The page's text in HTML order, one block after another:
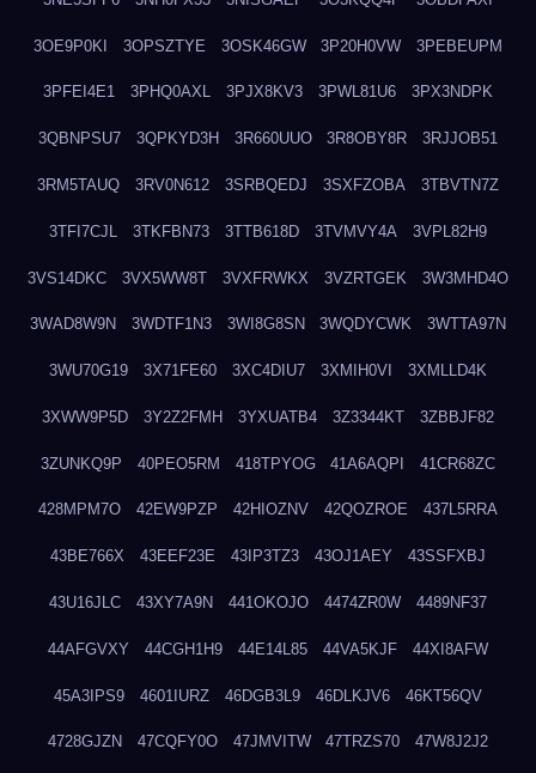
3OE9P0KI 3OPSZTYE 3OSK46GW 3P20H0VW 3PEBEUPM
3PFEI4E1 3PHQ0AXL 3PJX8KV3 3PWL81U6 3PX3NDPK
3QBNPSU7 3QPKYD3H 3R660UUO 3R8OBY8R 3RJJOB51
3RM5TAUQ 3RV0N612 3SRBQEDJ 3SXFZOBA 3TBVTN7Z
3TFI7CJL 3TKFBN73 3TTB618D 3TVMVY4A 3VPL82H9
3VS14DKC 3VX5WW8T 3VXFRWKX 3VZRTGEK 3W3MHD4O
3WAD8W9N 3WDTF1N3 3WI8G8SN 3WQDYCWK 3WTTA97N
3WU70G19 3X71FE60 3XC4DIU7 3XMIH0VI 3XMLLD4K
3XWW9P5D 3Y2Z2FMH 3YXUATB4 3Z3344KT 3ZBBJF82
3ZUNKQ9P 40PEO5RM 418TPYOG 41A6AQPI 41CR68ZC
428MPM7O 42EW9PZP 42HIOZNV 42QOZROE 437L5RRA
43BE766X 43EEF23E 43IP3TZ3 43OJ1AEY 43SSFXBJ
43U16JLC 43XY7A9N 441OKOJO 4474ZR0W 4489NF37
44AFGVXY 44CGH1H9 44E14L85 44VA5KJF 44XI8AFW
45A3IPS9 4601IURZ 46DGB3L9 46DLKJV6 46KT56QV
4728GJZN 47CQFY0O 47JMVITW 47TRZS70 47W8J2J2